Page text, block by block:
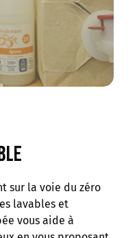
sur la voie du zéro
lavables et
vous aide à